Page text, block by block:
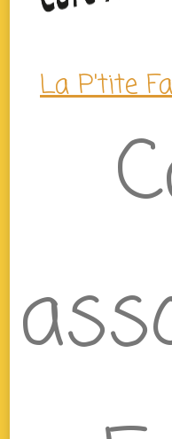
La P'tite